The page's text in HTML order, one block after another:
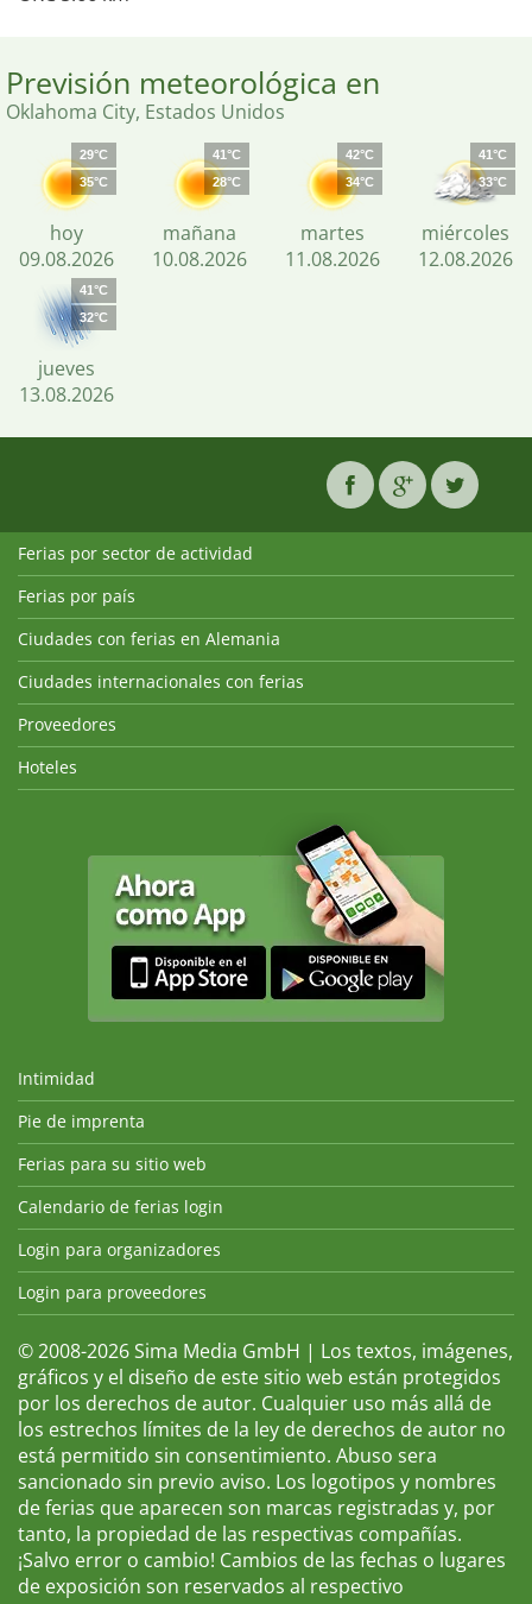
Previsión meteorológica en
Oklahoma City, Estados Unidos
29°C
35°C
hoy
09.08.2026
41°C
28°C
mañana
10.08.2026
42°C
34°C
martes
11.08.2026
41°C
33°C
miércoles
12.08.2026
41°C
32°C
jueves
13.08.2026
Ferias por sector de actividad
Ferias por país
Ciudades con ferias en Alemania
Ciudades internacionales con ferias
Proveedores
Hoteles
Intimidad
Pie de imprenta
Ferias para su sitio web
Calendario de ferias login
Login para organizadores
Login para proveedores
© 2008-2026 Sima Media GmbH | Los textos, imágenes,
gráficos y el diseño de este sitio web están protegidos
por los derechos de autor. Cualquier uso más allá de
los estrechos límites de la ley de derechos de autor no
está permitido sin consentimiento. Abuso sera
sancionado sin previo aviso. Los logotipos y nombres
de ferias que aparecen son marcas registradas y, por
tanto, la propiedad de las respectivas compañías.
¡Salvo error o cambio! Cambios de las fechas o lugares
de exposición son reservados al respectivo